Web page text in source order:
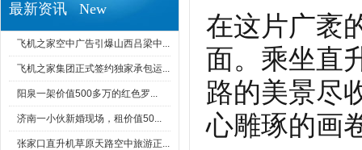
最新资讯 New
飞机之家空中广告引爆山西吕梁中...
飞机之家集团正式签约独家承包运...
阳泉一架价值500多万的红色罗...
济南一小伙新婚现场，租价值50...
张家口直升机草原天路空中旅游正...
在这片广袤
面。乘坐直
路的美景尽
心雕琢的画